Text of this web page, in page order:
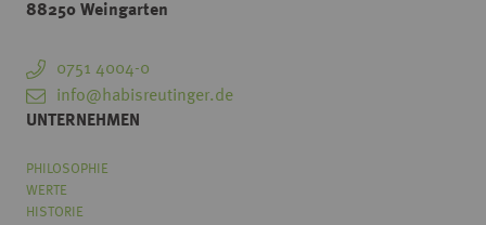
88250 Weingarten
0751 4004-0
info@habisreutinger.de
UNTERNEHMEN
PHILOSOPHIE
WERTE
HISTORIE